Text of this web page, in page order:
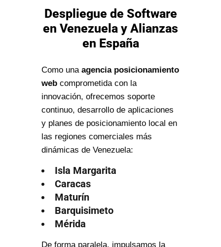
Despliegue de Software
en Venezuela y Alianzas
en España
Como una agencia posicionamiento
web comprometida con la
innovación, ofrecemos soporte
continuo, desarrollo de aplicaciones
y planes de posicionamiento local en
las regiones comerciales más
dinámicas de Venezuela:
Isla Margarita
Caracas
Maturín
Barquisimeto
Mérida
De forma paralela, impulsamos la